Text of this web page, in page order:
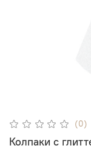
(0)
Колпаки с